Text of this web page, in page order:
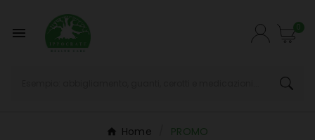
 0
Home PROMO